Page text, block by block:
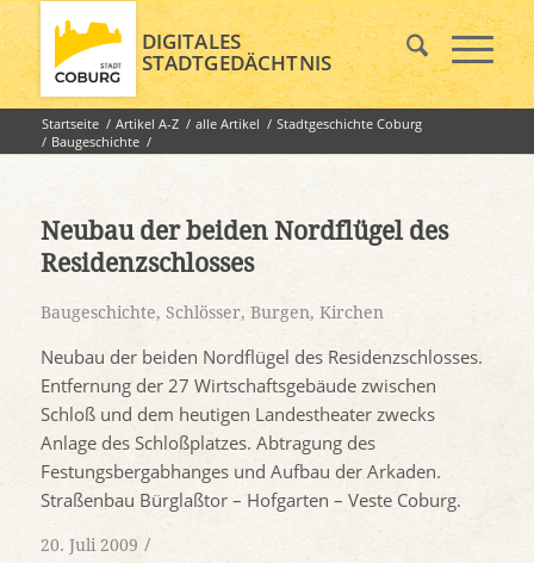
DIGITALES
STADTGEDÄCHTNIS
Startseite / Artikel A-Z / alle Artikel / Stadtgeschichte Coburg
/ Baugeschichte /
Neubau der beiden Nordflügel des Residenzschlosses
Neubau der beiden Nordflügel des
Residenzschlosses
Baugeschichte, Schlösser, Burgen, Kirchen
Neubau der beiden Nordflügel des Residenzschlosses.
Entfernung der 27 Wirtschaftsgebäude zwischen
Schloß und dem heutigen Landestheater zwecks
Anlage des Schloßplatzes. Abtragung des
Festungsbergabhanges und Aufbau der Arkaden.
Straßenbau Bürglaßtor – Hofgarten – Veste Coburg.
20. Juli 2009 /